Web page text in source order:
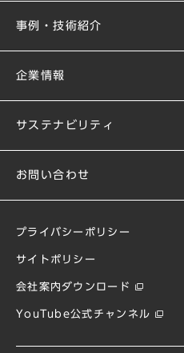
事例・技術紹介
企業情報
サステナビリティ
お問い合わせ
プライバシーポリシー
サイトポリシー
会社案内ダウンロード
YouTube公式チャンネル